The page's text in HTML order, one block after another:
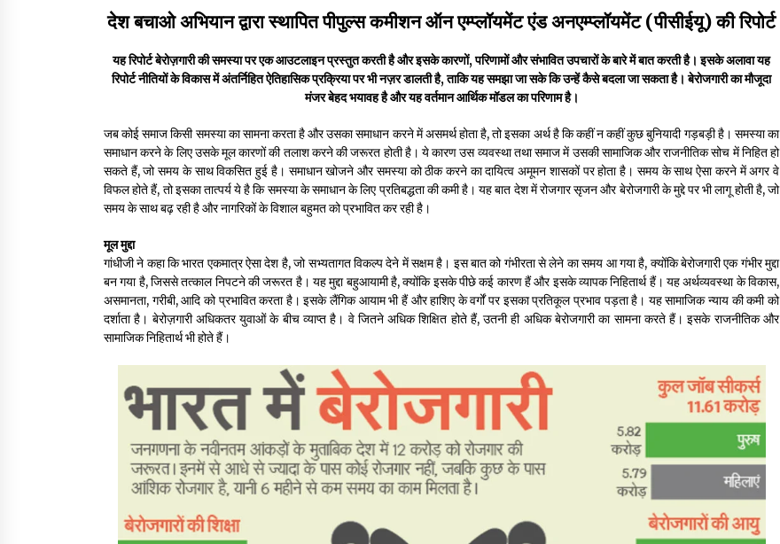
3 years ago 3 years ago
राष्ट्रीय आन्दोलन में भाषाओं की भूमिका पर एक जरूरी
दस्तावेज
3 years ago
यह समझना ज़्यादा ज़रूरी कि किसको सत्ता में नहीं आना
चाहिए
3 years ago
देश बचाओ अभियान द्वारा स्थापित पीपुल्स कमीशन ऑन एम्प्लॉयमेंट एंड अनएम्प्लॉयमेंट (पीसीईयू) की रिपोर्ट
यह रिपोर्ट बेरोज़गारी की समस्या पर एक आउटलाइन प्रस्तुत करती है और इसके कारणों, परिणामों और संभावित उपचारों के बारे में बात करती है। इसके अलावा यह
रिपोर्ट नीतियों के विकास में अंतर्निहित ऐतिहासिक प्रक्रिया पर भी नज़र डालती है, ताकि यह समझा जा सके कि उन्हें कैसे बदला जा सकता है। बेरोजगारी का मौजूदा
मंजर बेहद भयावह है और यह वर्तमान आर्थिक मॉडल का परिणाम है।
जब कोई समाज किसी समस्या का सामना करता है और उसका समाधान करने में असमर्थ होता है, तो इसका अर्थ है कि कहीं न कहीं कुछ बुनियादी गड़बड़ी है। समस्या का
समाधान करने के लिए उसके मूल कारणों की तलाश करने की जरूरत होती है। ये कारण उस व्यवस्था तथा समाज में उसकी सामाजिक और राजनीतिक सोच में निहित हो
सकते हैं, जो समय के साथ विकसित हुई है। समाधान खोजने और समस्या को ठीक करने का दायित्व अमूमन शासकों पर होता है। समय के साथ ऐसा करने में अगर वे
विफल होते हैं, तो इसका तात्पर्य ये है कि समस्या के समाधान के लिए प्रतिबद्धता की कमी है। यह बात देश में रोजगार सृजन और बेरोजगारी के मुद्दे पर भी लागू होती है, जो
समय के साथ बढ़ रही है और नागरिकों के विशाल बहुमत को प्रभावित कर रही है।
मूल मुद्दा
गांधीजी ने कहा कि भारत एकमात्र ऐसा देश है, जो सभ्यतागत विकल्प देने में सक्षम है। इस बात को गंभीरता से लेने का समय आ गया है, क्योंकि बेरोजगारी एक गंभीर मुद्दा
बन गया है, जिससे तत्काल निपटने की जरूरत है। यह मुद्दा बहुआयामी है, क्योंकि इसके पीछे कई कारण हैं और इसके व्यापक निहितार्थ हैं। यह अर्थव्यवस्था के विकास,
असमानता, गरीबी, आदि को प्रभावित करता है। इसके लैंगिक आयाम भी हैं और हाशिए के वर्गों पर इसका प्रतिकूल प्रभाव पड़ता है। यह सामाजिक न्याय की कमी को
दर्शाता है। बेरोज़गारी अधिकतर युवाओं के बीच व्याप्त है। वे जितने अधिक शिक्षित होते हैं, उतनी ही अधिक बेरोजगारी का सामना करते हैं। इसके राजनीतिक और
सामाजिक निहितार्थ भी होते हैं।